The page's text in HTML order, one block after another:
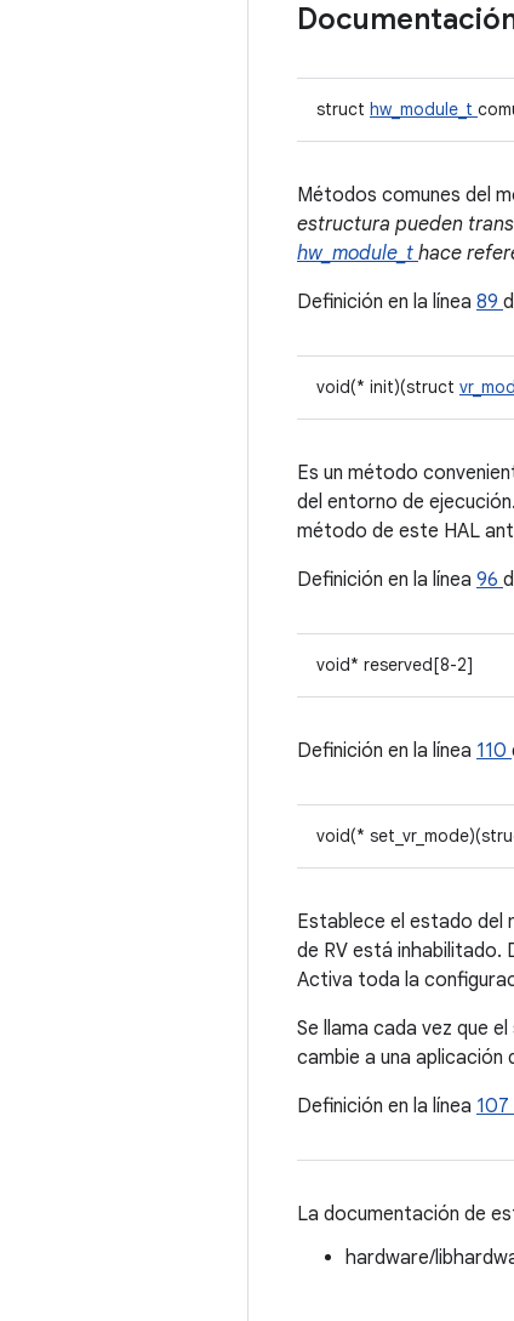
struct hw_module_t
Métodos comunes del
estructura pueden
hw_module_t hace
Definición en la línea 89
void(* init)(struct
Es un método
del entorno de
método de este HAL
Definición en la línea 96
void* reserved[8-2]
Definición en la línea 110
void(*
Establece el estado del
de RV está inhabilitado.
Activa toda la
Se llama cada vez que
cambie a una aplicación
Definición en la línea 107
La documentación de
hardware/